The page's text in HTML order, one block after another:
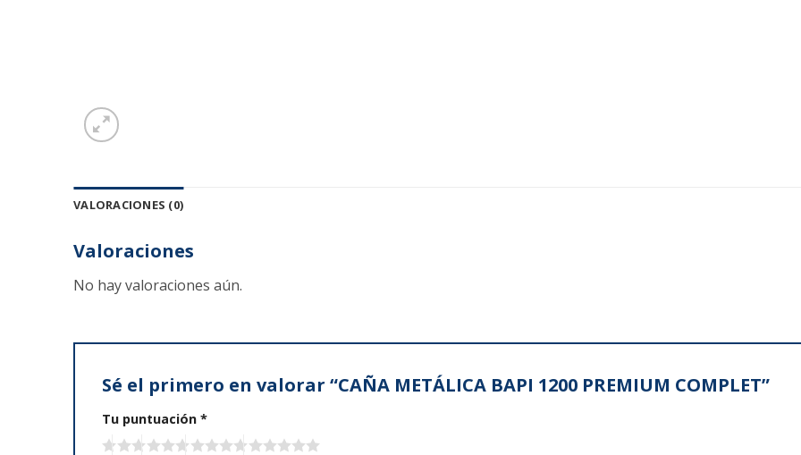
VALORACIONES (0)
Valoraciones
No hay valoraciones aún.
Sé el primero en valorar “CAÑA METÁLICA BAPI 1200 PREMIUM COMPLET”
Tu puntuación *